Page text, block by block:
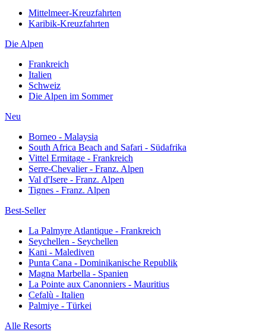
Mittelmeer-Kreuzfahrten
Karibik-Kreuzfahrten
Die Alpen
Frankreich
Italien
Schweiz
Die Alpen im Sommer
Neu
Borneo - Malaysia
South Africa Beach and Safari - Südafrika
Vittel Ermitage - Frankreich
Serre-Chevalier - Franz. Alpen
Val d'Isere - Franz. Alpen
Tignes - Franz. Alpen
Best-Seller
La Palmyre Atlantique - Frankreich
Seychellen - Seychellen
Kani - Malediven
Punta Cana - Dominikanische Republik
Magna Marbella - Spanien
La Pointe aux Canonniers - Mauritius
Cefalù - Italien
Palmiye - Türkei
Alle Resorts